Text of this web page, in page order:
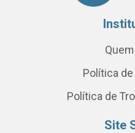
Política
Política de
Site